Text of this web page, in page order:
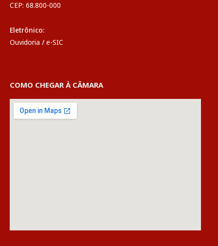
CEP: 68.800-000
Eletrônico:
Ouvidoria / e-SIC
COMO CHEGAR À CÂMARA